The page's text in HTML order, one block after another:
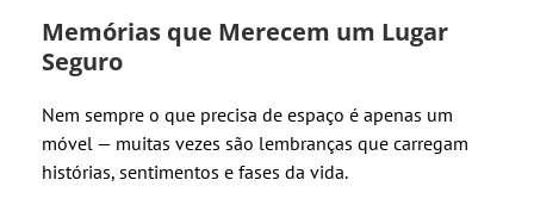
Memórias que Merecem um Lugar
Seguro
Nem sempre o que precisa de espaço é apenas um
móvel — muitas vezes são lembranças que carregam
histórias, sentimentos e fases da vida.